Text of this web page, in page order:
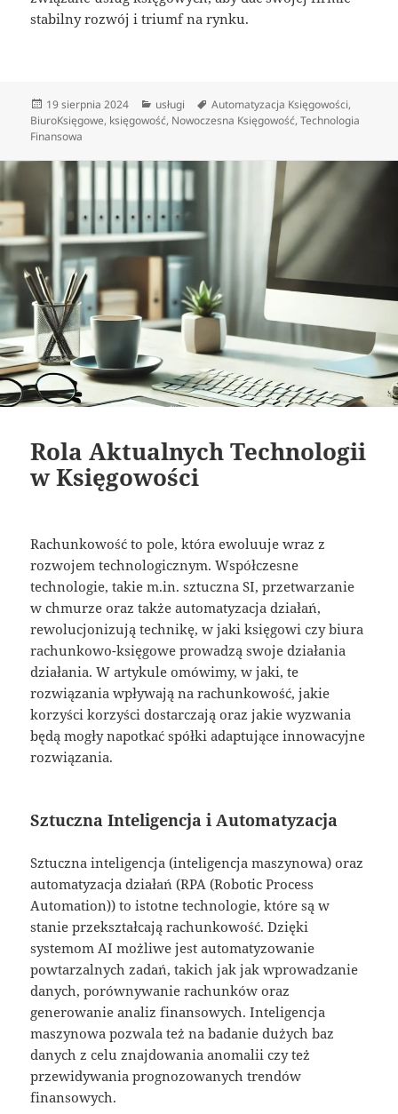
stabilny rozwój i triumf na rynku.
Data
publikacji
19 sierpnia 2024 Kategorie
usługi Tagi
Automatyzacja Księgowości,
BiuroKsięgowe, księgowość, Nowoczesna Księgowość,Technologia
Finansowa
Rola Aktualnych Technologii
w Księgowości
Rachunkowość to pole, która ewoluuje wraz z
rozwojem technologicznym. Współczesne
technologie, takie m.in. sztuczna SI, przetwarzanie
w chmurze oraz także automatyzacja działań,
rewolucjonizują technikę, w jaki księgowi czy biura
rachunkowo-księgowe prowadzą swoje działania
działania. W artykule omówimy, w jaki, te
rozwiązania wpływają na rachunkowość, jakie
korzyści korzyści dostarczają oraz jakie wyzwania
będą mogły napotkać spółki adaptujące innowacyjne
rozwiązania.
Sztuczna Inteligencja i Automatyzacja
Sztuczna inteligencja (inteligencja maszynowa) oraz
automatyzacja działań (RPA (Robotic Process
Automation)) to istotne technologie, które są w
stanie przekształcają rachunkowość. Dzięki
systemom AI możliwe jest automatyzowanie
powtarzalnych zadań, takich jak jak wprowadzanie
danych, porównywanie rachunków oraz
generowanie analiz finansowych. Inteligencja
maszynowa pozwala też na badanie dużych baz
danych z celu znajdowania anomalii czy też
przewidywania prognozowanych trendów
finansowych.